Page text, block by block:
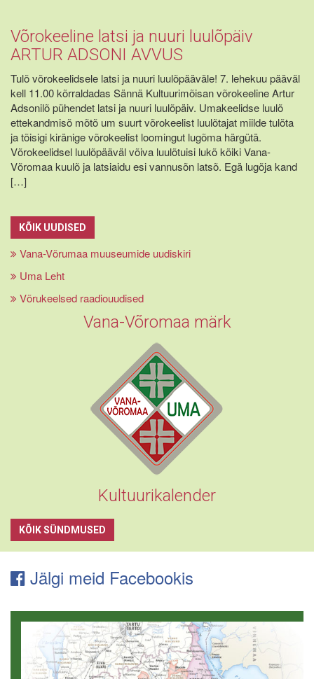
Võrokeeline latsi ja nuuri luulõpäiv
ARTUR ADSONI AVVUS
Tulõ võrokeelidsele latsi ja nuuri luulõpääväle! 7. lehekuu pääväl
kell 11.00 kõrraldadas Sännä Kultuurimõisan võrokeeline Artur
Adsonilõ pühendet latsi ja nuuri luulõpäiv. Umakeelidse luulõ
ettekandmisõ mõtõ um suurt võrokeelist luulõtajat miilde tulõta
ja tõisigi kiränige võrokeelist loomingut lugõma härgütä.
Võrokeelidsel luulõpääväl võiva luulõtuisi lukõ kõiki Vana-
Võromaa kuulõ ja latsiaidu esi vannusõn latsõ. Egä lugõja kand
[…]
KÕIK UUDISED
Vana-Võrumaa muuseumide uudiskiri
Uma Leht
Võrukeelsed raadiouudised
Vana-Võromaa märk
Kultuurikalender
KÕIK SÜNDMUSED
Jälgi meid Facebookis